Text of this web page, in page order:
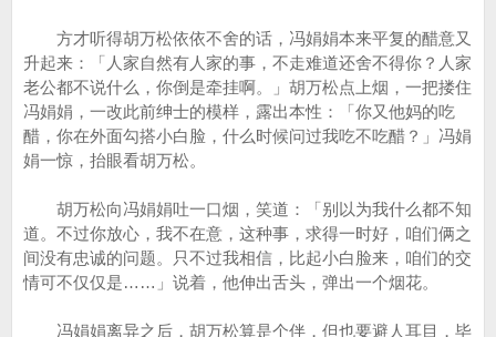
方才听得胡万松依依不舍的话，冯娟娟本来平复的醋意又
升起来：「人家自然有人家的事，不走难道还舍不得你？人家
老公都不说什么，你倒是牵挂啊。」胡万松点上烟，一把搂住
冯娟娟，一改此前绅士的模样，露出本性：「你又他妈的吃
醋，你在外面勾搭小白脸，什么时候问过我吃不吃醋？」冯娟
娟一惊，抬眼看胡万松。
胡万松向冯娟娟吐一口烟，笑道：「别以为我什么都不知
道。不过你放心，我不在意，这种事，求得一时好，咱们俩之
间没有忠诚的问题。只不过我相信，比起小白脸来，咱们的交
情可不仅仅是……」说着，他伸出舌头，弹出一个烟花。
冯娟娟离异之后，胡万松算是个伴，但也要避人耳目，毕